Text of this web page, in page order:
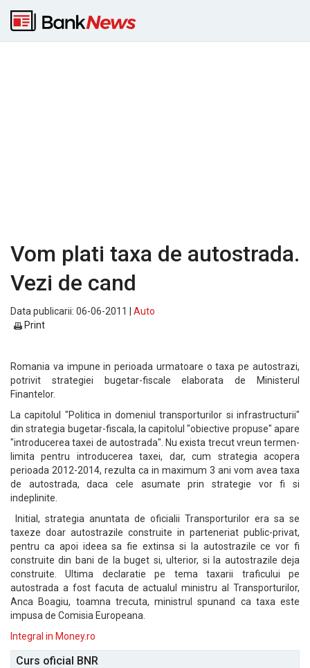
Vom plati taxa de autostrada.
Vezi de cand
Data publicarii: 06-06-2011 | Auto
Print
Romania va impune in perioada urmatoare o taxa pe autostrazi,
potrivit strategiei bugetar-fiscale elaborata de Ministerul
Finantelor.
La capitolul "Politica in domeniul transporturilor si infrastructurii"
din strategia bugetar-fiscala, la capitolul "obiective propuse" apare
"introducerea taxei de autostrada". Nu exista trecut vreun termen-
limita pentru introducerea taxei, dar, cum strategia acopera
perioada 2012-2014, rezulta ca in maximum 3 ani vom avea taxa
de autostrada, daca cele asumate prin strategie vor fi si
indeplinite.
Initial, strategia anuntata de oficialii Transporturilor era sa se
taxeze doar autostrazile construite in parteneriat public-privat,
pentru ca apoi ideea sa fie extinsa si la autostrazile ce vor fi
construite din bani de la buget si, ulterior, si la autostrazile deja
construite. Ultima declaratie pe tema taxarii traficului pe
autostrada a fost facuta de actualul ministru al Transporturilor,
Anca Boagiu, toamna trecuta, ministrul spunand ca taxa este
impusa de Comisia Europeana.
Integral in Money.ro
Curs oficial BNR